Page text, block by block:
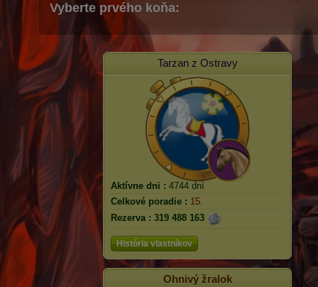
Vyberte prvého koňa:
Tarzan z Ostravy
Aktívne dni : 4744 dní
Celkové poradie : 15.
Rezerva : 319 488 163
História vlastníkov
Ohnivý žralok